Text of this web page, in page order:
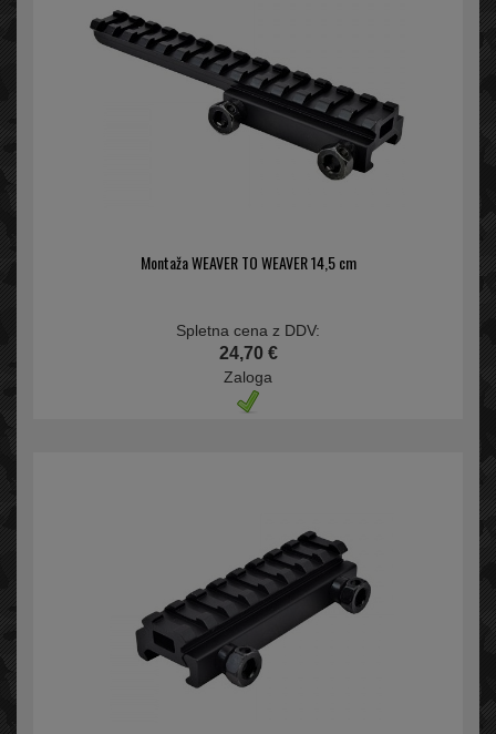
Montaža WEAVER TO WEAVER 14,5 cm
Spletna cena z DDV:
24,70 €
Zaloga